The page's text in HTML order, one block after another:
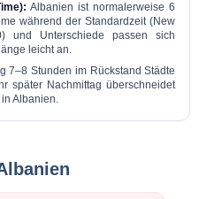
Albanien ist normalerweise6
während der Standardzeit (New
Unterschiede passen sich
leicht an.
7–8 Stunden im Rückstand Städte
später Nachmittag überschneidet
Albanien.